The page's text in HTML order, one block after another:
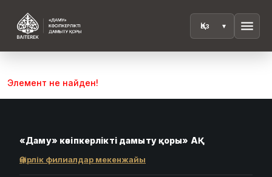
menu
Элемент не найден!
«Даму» кәсіпкерлікті дамыту қоры» АҚ
Өңірлік филиалдар мекенжайы